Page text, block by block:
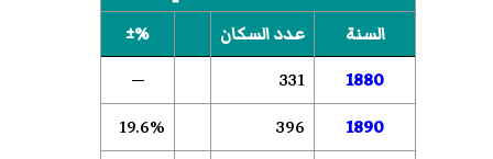
السنة عدد السكان %±
1880
331
—
1890
396
19.6%